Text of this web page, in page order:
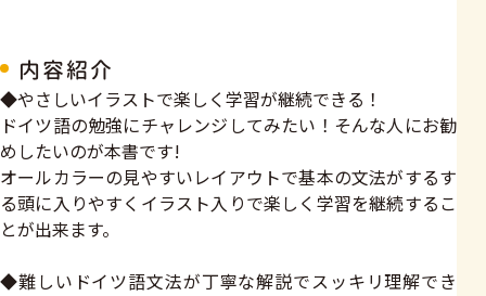
内容紹介
◆やさしいイラストで楽しく学習が継続できる！
ドイツ語の勉強にチャレンジしてみたい！そんな人にお勧
めしたいのが本書です!
オールカラーの見やすいレイアウトで基本の文法がするす
る頭に入りやすくイラスト入りで楽しく学習を継続するこ
とが出来ます。
◆難しいドイツ語文法が丁寧な解説でスッキリ理解でき